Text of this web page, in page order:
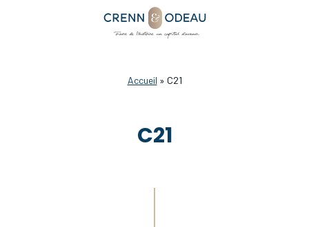
Accueil » C21
C21